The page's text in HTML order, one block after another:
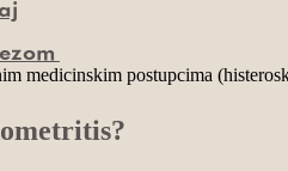
medicinskim postupcima